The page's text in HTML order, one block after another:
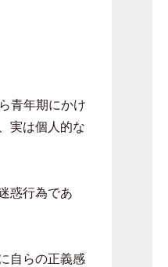
青年期にかけ
実は個人的な
惑行為であ
自らの正義感